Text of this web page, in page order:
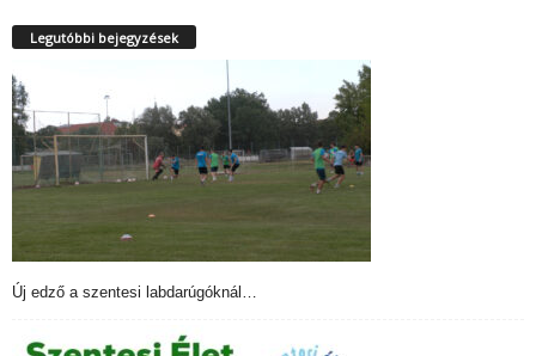
Legutóbbi bejegyzések
Új edző a szentesi labdarúgóknál…